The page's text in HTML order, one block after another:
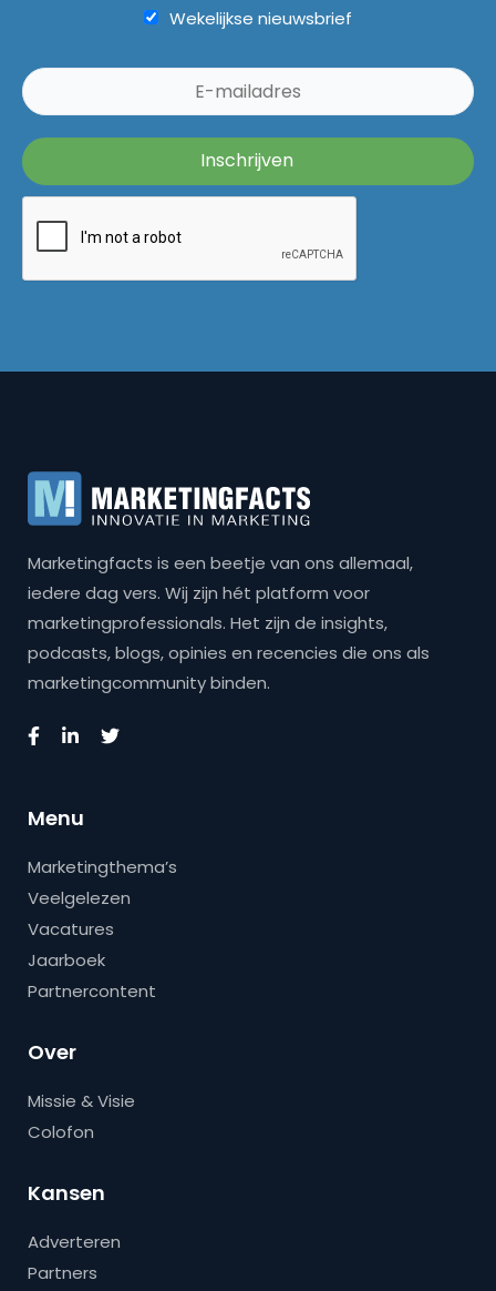
Wekelijkse nieuwsbrief
Marketingfacts is een beetje van ons allemaal,
iedere dag vers. Wij zijn hét platform voor
marketingprofessionals. Het zijn de insights,
podcasts, blogs, opinies en recencies die ons als
marketingcommunity binden.
Menu
Marketingthema’s
Veelgelezen
Vacatures
Jaarboek
Partnercontent
Over
Missie & Visie
Colofon
Kansen
Adverteren
Partners